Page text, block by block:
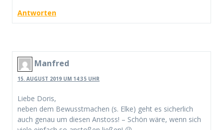
Antworten
Manfred
15. AUGUST 2019 UM 14:35 UHR
Liebe Doris,
neben dem Bewusstmachen (s. Elke) geht es sicherlich
auch genau um diesen Anstoss! – Schön wäre, wenn sich